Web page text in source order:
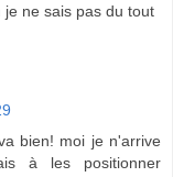
ne sais pas du tout
bien! moi je n'arrive
à les positionner